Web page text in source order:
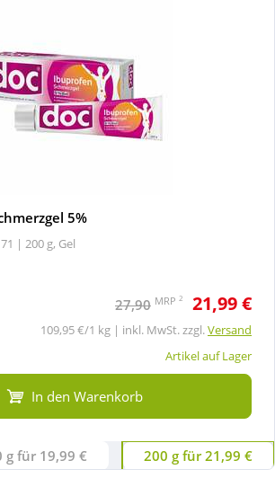
5%
| 200 g, Gel
27,90 MRP 2 21,99 €
109,95 €/1 kg | inkl. MwSt. zzgl.Versand
Artikel auf Lager
In den Warenkorb
g für 19,99 € 200 g für 21,99 €